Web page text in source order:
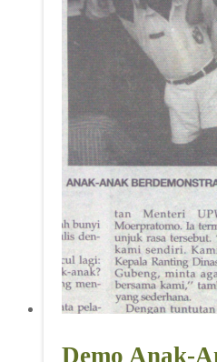
Demo Anak-